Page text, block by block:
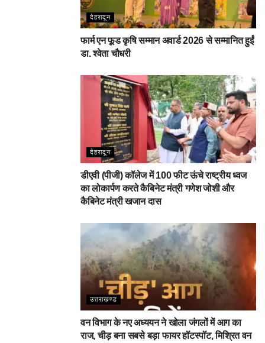
देहरादून
फार्म एन फूड कृषि सम्मान अवार्ड 2026 से सम्मानित हुईं
डा. श्वेता चौधरी
देहरादून
डीएवी (पीजी) कॉलेज में 100 फीट ऊंचे राष्ट्रीय ध्वज
का लोकार्पण करते कैबिनेट मंत्री गणेश जोशी और
कैबिनेट मंत्री खजान दास
उत्तराखण्ड
वन विभाग के नए अध्ययन ने खोला जंगलों में आग का
राज, चीड़ बना सबसे बड़ा फायर हॉटस्पॉट, मिश्रित वन